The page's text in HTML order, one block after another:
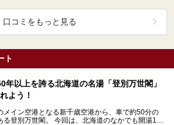
口コミをもっと見る
ト
年以上を誇る北海道の名湯「登別万世閣」
よう！
メイン空港となる新千歳空港から、車で約50分の
。 今回は、北海道のなかでも開湯150